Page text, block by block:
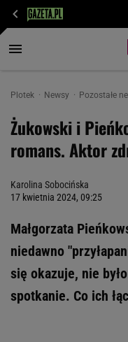
Plotek Newsy Pozostałe
Żukowski i
romans. Aktor
Karolina Sobocińska
17 kwietnia 2024, 09:25
Małgorzata
niedawno
się okazuje, nie
spotkanie. Co ich